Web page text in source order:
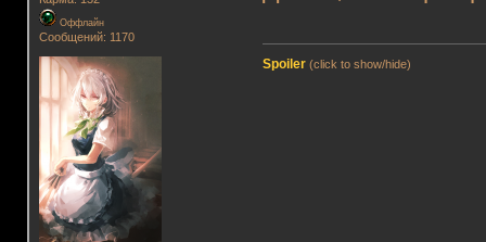
Оффлайн
Сообщений: 1170
Spoiler (click to show/hide)